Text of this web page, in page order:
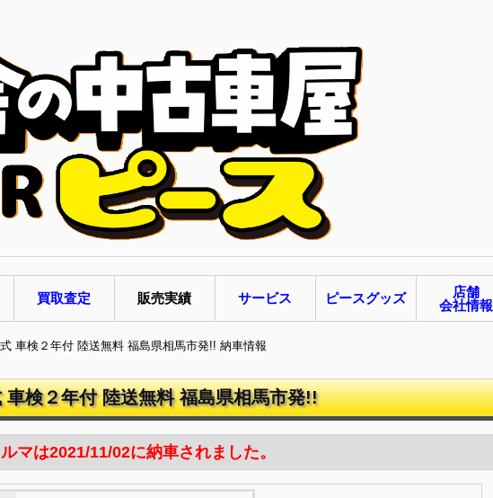
買取査定 販売実績 サービス ピースグッズ
店舗
会社情報
車検２年付 陸送無料 福島県相馬市発!! 納車情報
検２年付 陸送無料 福島県相馬市発!!
マは2021/11/02に納車されました。